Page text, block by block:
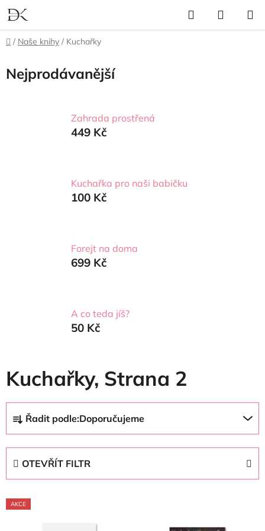
Přejít
na
obsah
Hledat
KOŠÍK
Domů
/ Naše knihy / Kuchařky
Nejprodávanější
Zahrada prostřená
449 Kč
Kuchařka pro naši babičku
100 Kč
Forejt na doma
699 Kč
A co teda jíš?
50 Kč
Kuchařky, Strana 2
a
z
p
Řadit podle:Doporučujeme
OTEVŘÍT FILTR
V
ý
AKCE